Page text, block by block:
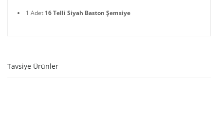
1 Adet 16 Telli Siyah Baston Şemsiye
Tavsiye Ürünler